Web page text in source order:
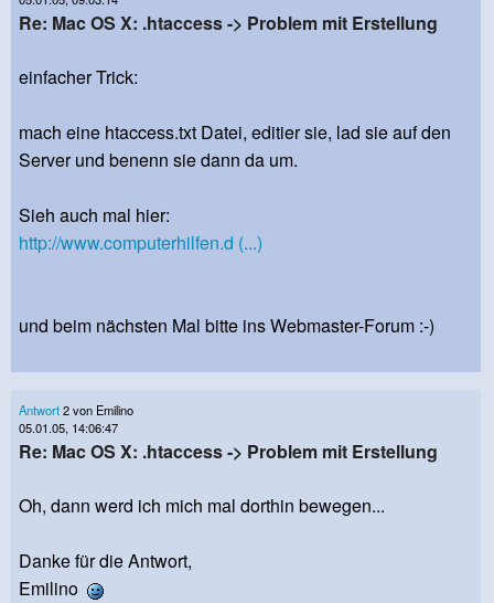
Re: Mac OS X: .htaccess -> Problem mit Erstellung
einfacher Trick:
mach eine htaccess.txt Datei, editier sie, lad sie auf den
Server und benenn sie dann da um.
Sieh auch mal hier:
http://www.computerhilfen.d (...)
und beim nächsten Mal bitte ins Webmaster-Forum :-)
Antwort2 von Emilino
05.01.05, 14:06:47
Re: Mac OS X: .htaccess -> Problem mit Erstellung
Oh, dann werd ich mich mal dorthin bewegen...
Danke für die Antwort,
Emilino